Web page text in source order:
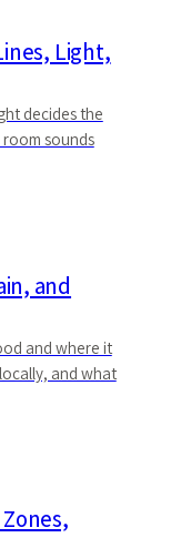
Light,
decides the
sounds
and
and where it
and what